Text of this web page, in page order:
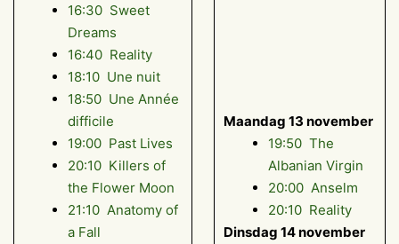
16:30 Sweet
Dreams
16:40 Reality
18:10 Une nuit
18:50 Une Année
difficile
19:00 Past Lives
20:10 Killers of
the Flower Moon
21:10 Anatomy of
a Fall
Maandag 13 november
19:50 The
Albanian Virgin
20:00 Anselm
20:10 Reality
Dinsdag 14 november